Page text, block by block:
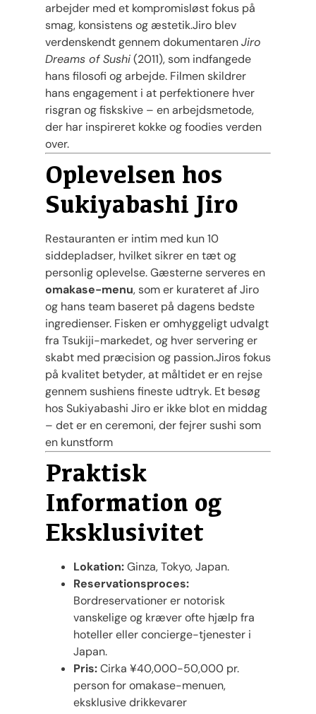
arbejder med et kompromisløst fokus på
smag, konsistens og æstetik.Jiro blev
verdenskendt gennem dokumentarenJiro
Dreams of Sushi(2011), som indfangede
hans filosofi og arbejde. Filmen skildrer
hans engagement i at perfektionere hver
risgran og fiskskive – en arbejdsmetode,
der har inspireret kokke og foodies verden
over​.
Oplevelsen hos
Sukiyabashi Jiro
Restauranten er intim med kun 10
siddepladser, hvilket sikrer en tæt og
personlig oplevelse. Gæsterne serveres en
omakase-menu, som er kurateret af Jiro
og hans team baseret på dagens bedste
ingredienser. Fisken er omhyggeligt udvalgt
fra Tsukiji-markedet, og hver servering er
skabt med præcision og passion.Jiros fokus
på kvalitet betyder, at måltidet er en rejse
gennem sushiens fineste udtryk. Et besøg
hos Sukiyabashi Jiro er ikke blot en middag
– det er en ceremoni, der fejrer sushi som
en kunstform​
Praktisk
Information og
Eksklusivitet
Lokation:Ginza, Tokyo, Japan.
Reservationsproces:
Bordreservationer er notorisk
vanskelige og kræver ofte hjælp fra
hoteller eller concierge-tjenester i
Japan.
Pris:Cirka ¥40,000-50,000 pr.
person for omakase-menuen,
eksklusive drikkevarer​